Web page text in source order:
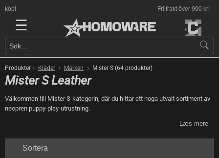
☰
Produkter › Kläder › Märken › Mister S (64 produkter)
Mister S Leather
Välkommen till Mister S-kategorin, där du hittar ett noga utvalt sortiment av
neopren puppy-play-utrustning.
Læs mere
Sortera